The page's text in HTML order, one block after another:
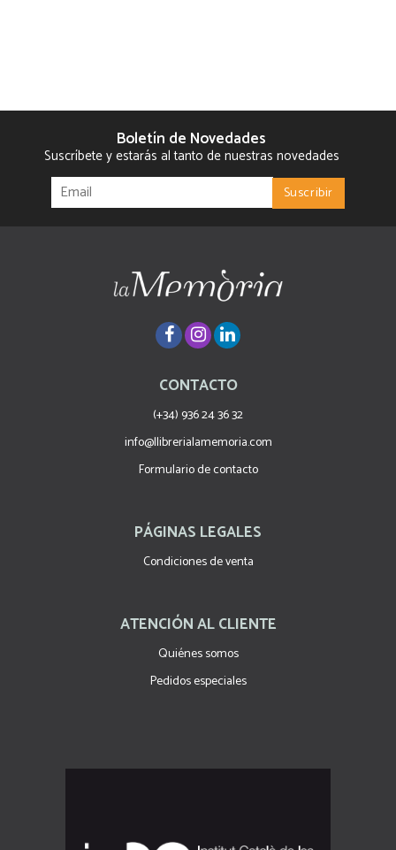
Boletín de Novedades
Suscríbete y estarás al tanto de nuestras novedades
CONTACTO
(+34) 936 24 36 32
info@llibrerialamemoria.com
Formulario de contacto
PÁGINAS LEGALES
Condiciones de venta
ATENCIÓN AL CLIENTE
Quiénes somos
Pedidos especiales